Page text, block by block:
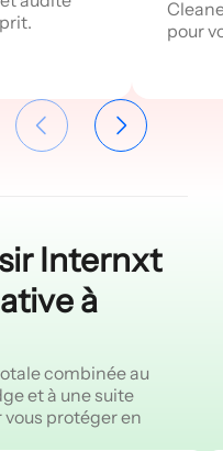
pour
Internxt
à
combinée au
et à une suite
protéger en